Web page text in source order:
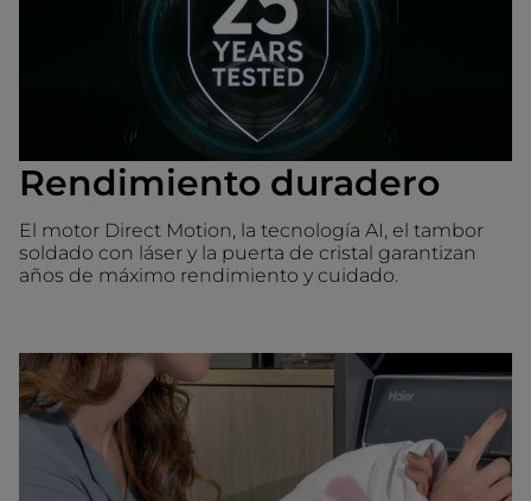
Rendimiento duradero
El motor Direct Motion, la tecnología AI, el tambor
soldado con láser y la puerta de cristal garantizan
años de máximo rendimiento y cuidado.